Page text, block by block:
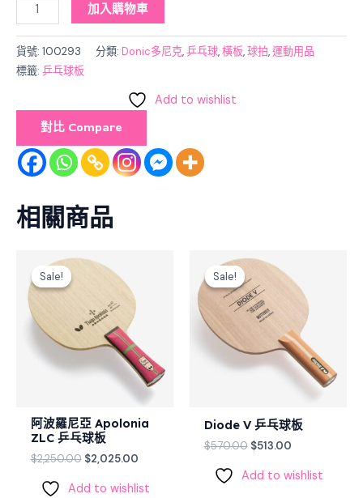
加入購物車
貨號: 100293 分類: Donic多尼克,乒乓球,橫板,球拍,運動用品
標籤: 乒乓球板
Add to wishlist
對比 Compare
相關商品
Sale!
Sale!
阿波羅尼亞 Apolonia
ZLC 乒乓球板
$2,250.00
Original
price
$2,250.00.
$2,025.00
Add to wishlist
Sale!
Sale!
Diode V 乒乓球板
$570.00
Original
price
was:
$570.00.
$513.00
is:
$513.00.
Add to wishlist